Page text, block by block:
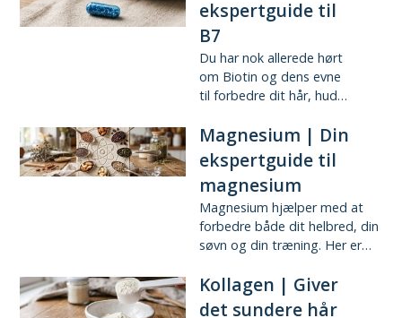
ekspertguide til
B7
Du har nok allerede hørt
om Biotin og dens evne
til forbedre dit hår, hud…
Magnesium | Din
ekspertguide til
magnesium
Magnesium hjælper med at
forbedre både dit helbred, din
søvn og din træning. Her er…
Kollagen | Giver
det sundere hår